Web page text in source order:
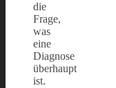
die
Frage,
was
eine
Diagnose
überhaupt
ist.